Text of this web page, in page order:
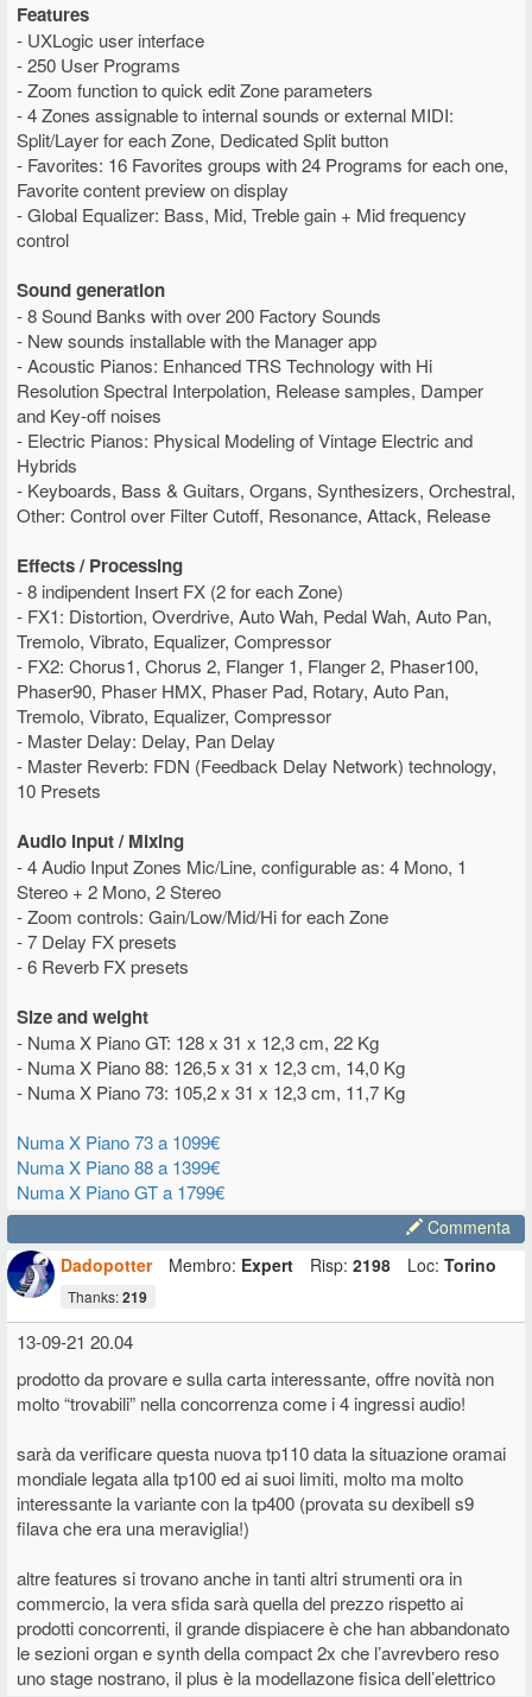
Features
- UXLogic user interface
- 250 User Programs
- Zoom function to quick edit Zone parameters
- 4 Zones assignable to internal sounds or external MIDI:
Split/Layer for each Zone, Dedicated Split button
- Favorites: 16 Favorites groups with 24 Programs for each one,
Favorite content preview on display
- Global Equalizer: Bass, Mid, Treble gain + Mid frequency
control
Sound generation
- 8 Sound Banks with over 200 Factory Sounds
- New sounds installable with the Manager app
- Acoustic Pianos: Enhanced TRS Technology with Hi
Resolution Spectral Interpolation, Release samples, Damper
and Key-off noises
- Electric Pianos: Physical Modeling of Vintage Electric and
Hybrids
- Keyboards, Bass & Guitars, Organs, Synthesizers, Orchestral,
Other: Control over Filter Cutoff, Resonance, Attack, Release
Effects / Processing
- 8 indipendent Insert FX (2 for each Zone)
- FX1: Distortion, Overdrive, Auto Wah, Pedal Wah, Auto Pan,
Tremolo, Vibrato, Equalizer, Compressor
- FX2: Chorus1, Chorus 2, Flanger 1, Flanger 2, Phaser100,
Phaser90, Phaser HMX, Phaser Pad, Rotary, Auto Pan,
Tremolo, Vibrato, Equalizer, Compressor
- Master Delay: Delay, Pan Delay
- Master Reverb: FDN (Feedback Delay Network) technology,
10 Presets
Audio input / Mixing
- 4 Audio Input Zones Mic/Line, configurable as: 4 Mono, 1
Stereo + 2 Mono, 2 Stereo
- Zoom controls: Gain/Low/Mid/Hi for each Zone
- 7 Delay FX presets
- 6 Reverb FX presets
Size and weight
- Numa X Piano GT: 128 x 31 x 12,3 cm, 22 Kg
- Numa X Piano 88: 126,5 x 31 x 12,3 cm, 14,0 Kg
- Numa X Piano 73: 105,2 x 31 x 12,3 cm, 11,7 Kg
Numa X Piano 73 a 1099€
Numa X Piano 88 a 1399€
Numa X Piano GT a 1799€
Commenta
Dadopotter
Membro: Expert Risp: 2198 Loc: Torino
Thanks:219
13-09-21 20.04
prodotto da provare e sulla carta interessante, offre novità non
molto “trovabili” nella concorrenza come i 4 ingressi audio!
sarà da verificare questa nuova tp110 data la situazione oramai
mondiale legata alla tp100 ed ai suoi limiti, molto ma molto
interessante la variante con la tp400 (provata su dexibell s9
filava che era una meraviglia!)
altre features si trovano anche in tanti altri strumenti ora in
commercio, la vera sfida sarà quella del prezzo rispetto ai
prodotti concorrenti, il grande dispiacere è che han abbandonato
le sezioni organ e synth della compact 2x che l’avrevbero reso
uno stage nostrano, il plus è la modellazone fisica dell’elettrico